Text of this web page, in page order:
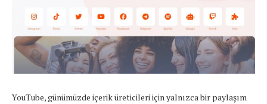
YouTube, günümüzde içerik üreticileri için yalnızca bir paylaşım